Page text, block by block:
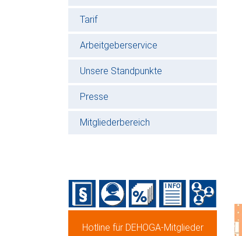
Tarif
Arbeitgeberservice
Unsere Standpunkte
Presse
Mitgliederbereich
Hotline für DEHOGA-Mitglieder